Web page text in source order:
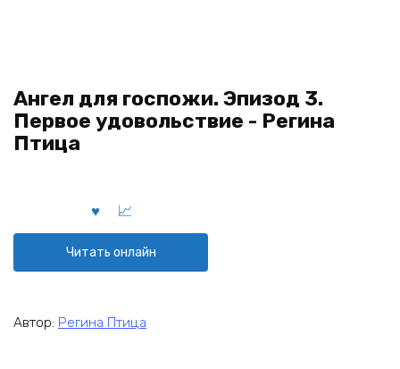
Ангел для госпожи. Эпизод 3.
Первое удовольствие - Регина
Птица
Читать онлайн
Автор: Регина Птица